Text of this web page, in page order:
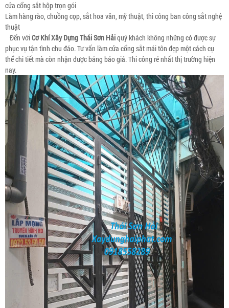
cửa cổng sắt hộp trọn gói
Làm hàng rào, chuồng cọp, sắt hoa văn, mỹ thuật, thi công ban công sắt nghệ
thuật
Đến vớiCơ Khí Xây Dựng Thái Sơn Hảiquý khách không những có được sự
phục vụ tận tình chu đáo. Tư vấn làm cửa cổng sắt mái tôn đẹp một cách cụ
thể chi tiết mà còn nhận được bảng báo giá. Thi công rẻ nhất thị trường hiện
nay.